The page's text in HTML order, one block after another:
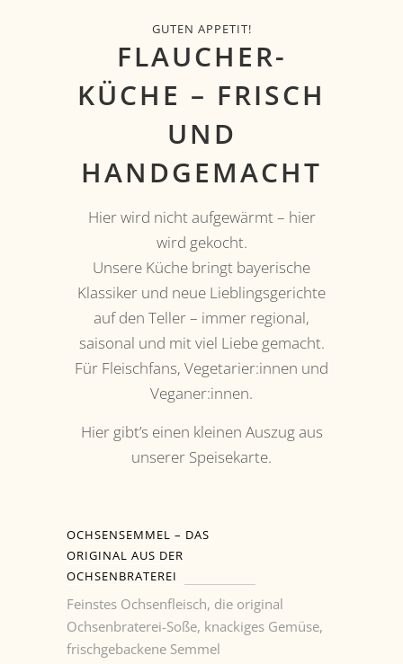
GUTEN APPETIT!
FLAUCHER-
KÜCHE – FRISCH
UND
HANDGEMACHT
Hier wird nicht aufgewärmt – hier
wird gekocht.
Unsere Küche bringt bayerische
Klassiker und neue Lieblingsgerichte
auf den Teller – immer regional,
saisonal und mit viel Liebe gemacht.
Für Fleischfans, Vegetarier:innen und
Veganer:innen.
Hier gibt’s einen kleinen Auszug aus
unserer Speisekarte.
OCHSENSEMMEL – DAS
ORIGINAL AUS DER
OCHSENBRATEREI
Feinstes Ochsenfleisch, die original
Ochsenbraterei-Soße, knackiges Gemüse,
frischgebackene Semmel